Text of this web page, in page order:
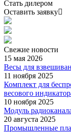
Стать дилером
Оставить заявку
Свежие новости
15 мая 2026
Весы для
11 ноября 2025
Комплект для
весового
10 ноября 2025
Модуль
20 августа 2025
Промышленные